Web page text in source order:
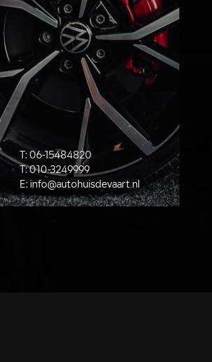
T: 06-15484820
T:010-3249999
E: info@autohuisdevaart.nl